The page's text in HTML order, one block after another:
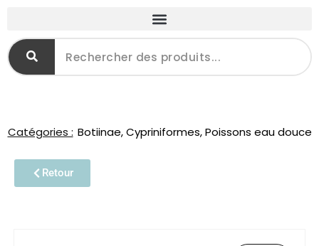
Catégories : Botiinae,Cypriniformes,Poissons eau douce
Retour